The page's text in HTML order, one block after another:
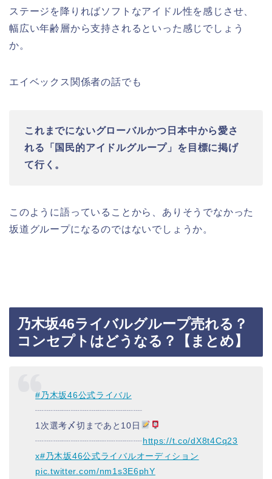
ステージを降りればソフトなアイドル性を感じさせ、
幅広い年齢層から支持されるといった感じでしょう
か。
エイベックス関係者の話でも
これまでにないグローバルかつ日本中から愛さ
れる「国民的アイドルグループ」を目標に掲げ
て行く。
このように語っていることから、ありそうでなかった
坂道グループになるのではないでしょうか。
乃木坂46ライバルグループ売れる？
コンセプトはどうなる？【まとめ】
#乃木坂46公式ライバル
┈┈┈┈┈┈┈┈┈┈┈┈
1次選考〆切まであと10日
┈┈┈┈┈┈┈┈┈┈┈┈https://t.co/dX8t4Cq23
x#乃木坂46公式ライバルオーディション
pic.twitter.com/nm1s3E6phY